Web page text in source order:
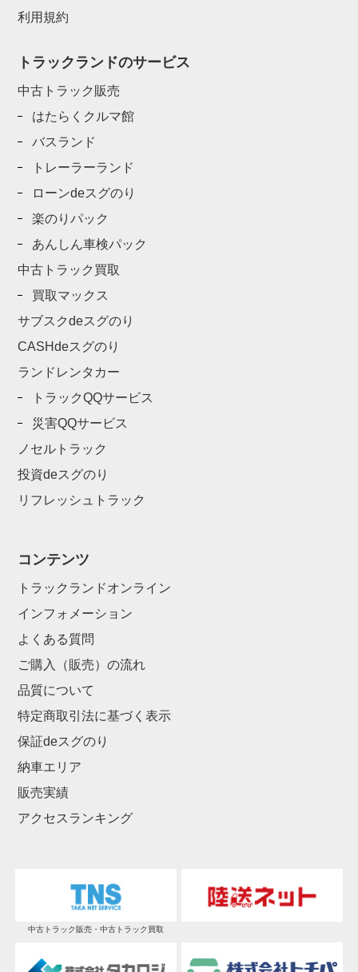
利用規約
トラックランドのサービス
中古トラック販売
はたらくクルマ館
バスランド
トレーラーランド
ローンdeスグのり
楽のりパック
あんしん車検パック
中古トラック買取
買取マックス
サブスクdeスグのり
CASHdeスグのり
ランドレンタカー
トラックQQサービス
災害QQサービス
ノセルトラック
投資deスグのり
リフレッシュトラック
コンテンツ
トラックランドオンライン
インフォメーション
よくある質問
ご購入（販売）の流れ
品質について
特定商取引法に基づく表示
保証deスグのり
納車エリア
販売実績
アクセスランキング
中古トラック販売・中古トラック買取